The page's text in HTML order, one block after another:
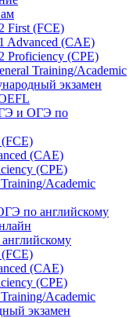
First (FCE)
Advanced (CAE)
Proficiency (CPE)
Training/Academic
экзамен
и ОГЭ по
(CAE)
(CPE)
Academic
по английскому
(CAE)
(CPE)
Academic
экзамен